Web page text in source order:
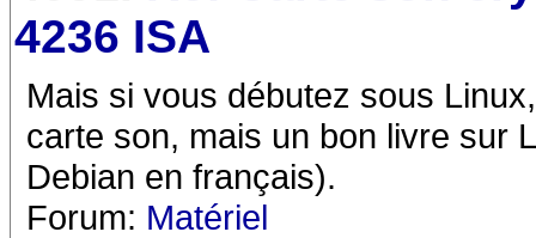
4236 ISA
Mais si vous débutez sous
carte son, mais un bon livre sur
Debian en français).
Forum: Matériel